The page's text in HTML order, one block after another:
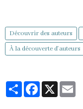
Découvrir des auteurs
À la découverte d'auteurs
PartagerFacebook
X